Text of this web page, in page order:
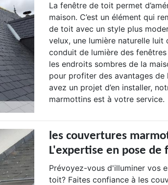
La fenêtre de toit permet
maison. C’est un élément qui
de toit avec un style plus
velux, une lumière naturelle luit
conduit de lumière des
les endroits sombres de la
pour profiter des avantages de
avez un projet d’en installer,
marmottins est à votre service.
les couvertures
L'expertise en pose
Prévoyez-vous d'illuminer vos
toit? Faites confiance à les